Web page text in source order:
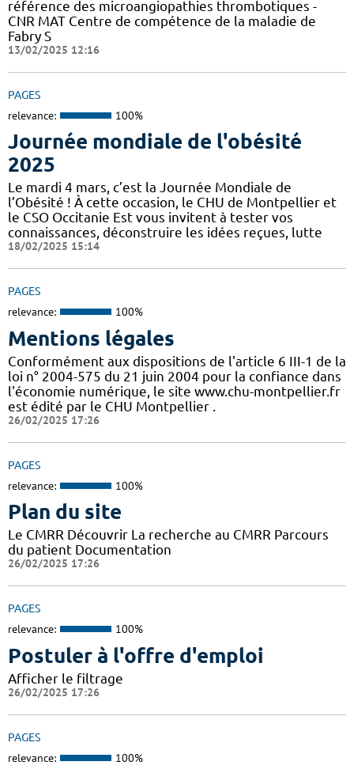
référence des microangiopathies thrombotiques -
CNR MAT Centre de compétence de la maladie de
Fabry S
13/02/2025 12:16
PAGES
relevance: 100%
Journée mondiale de l'obésité
2025
Le mardi 4 mars, c’est la Journée Mondiale de
l’Obésité ! À cette occasion, le CHU de Montpellier et
le CSO Occitanie Est vous invitent à tester vos
connaissances, déconstruire les idées reçues, lutte
18/02/2025 15:14
PAGES
relevance: 100%
Mentions légales
Conformément aux dispositions de l'article 6 III-1 de la
loi n° 2004-575 du 21 juin 2004 pour la confiance dans
l'économie numérique, le site www.chu-montpellier.fr
est édité par le CHU Montpellier .
26/02/2025 17:26
PAGES
relevance: 100%
Plan du site
Le CMRR Découvrir La recherche au CMRR Parcours
du patient Documentation
26/02/2025 17:26
PAGES
relevance: 100%
Postuler à l'offre d'emploi
Afficher le filtrage
26/02/2025 17:26
PAGES
relevance: 100%